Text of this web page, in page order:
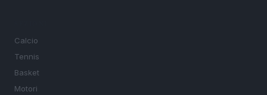
Calcio
Tennis
Basket
Motori